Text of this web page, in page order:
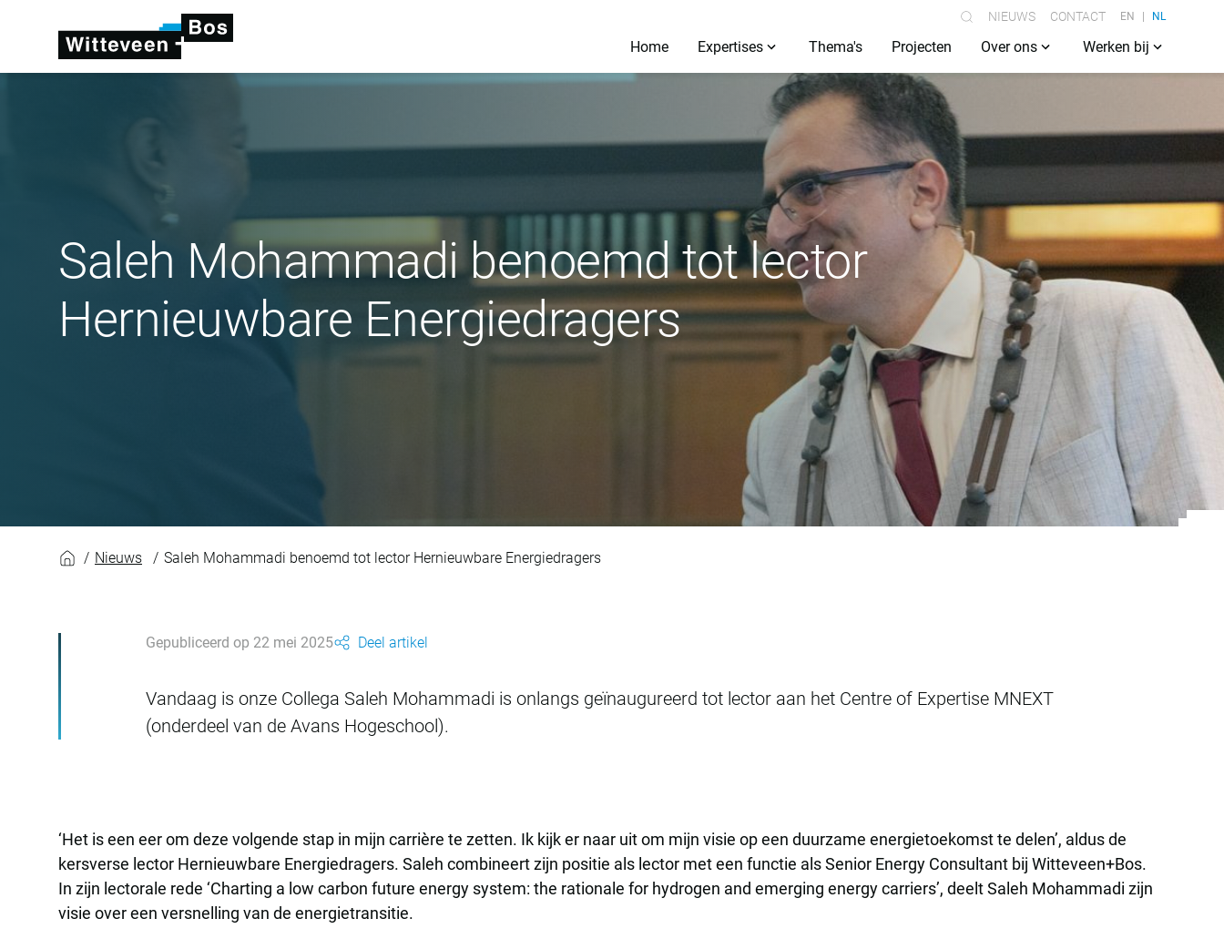
NIEUWS CONTACT EN NL
Home Expertises Thema's Projecten Over ons Werken bij
Saleh Mohammadi benoemd tot lector
Hernieuwbare Energiedragers
Saleh Mohammadi benoemd tot lector Hernieuwbare
Nieuws Saleh Mohammadi benoemd tot lector Hernieuwbare Energiedragers
Gepubliceerd op 22 mei 2025 Deel artikel
Vandaag is onze Collega Saleh Mohammadi is onlangs geïnaugureerd tot lector aan het Centre of Expertise MNEXT
(onderdeel van de Avans Hogeschool).
‘Het is een eer om deze volgende stap in mijn carrière te zetten. Ik kijk er naar uit om mijn visie op een duurzame energietoekomst te delen’, aldus de
kersverse lector Hernieuwbare Energiedragers. Saleh combineert zijn positie als lector met een functie als Senior Energy Consultant bij Witteveen+Bos.
In zijn lectorale rede ‘Charting a low carbon future energy system: the rationale for hydrogen and emerging energy carriers’, deelt Saleh Mohammadi zijn
visie over een versnelling van de energietransitie.